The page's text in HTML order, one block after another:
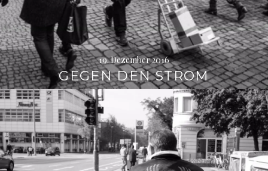
19. Dezember 2016
GEGEN DEN STROM